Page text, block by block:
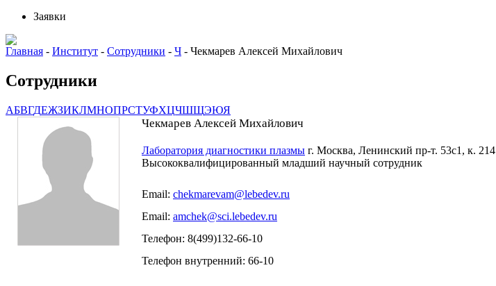
Заявки
Главная - Институт - Сотрудники - Ч - Чекмарев Алексей Михайлович
Сотрудники
АБВГДЕЖЗИКЛМНОПРСТУФХЦЧШЩЭЮЯ
Чекмарев Алексей Михайлович
Лаборатория диагностики плазмы г. Москва, Ленинский пр-т. 53с1, к. 214
Высококвалифицированный младший научный сотрудник
Email: chekmarevam@lebedev.ru
Email: amchek@sci.lebedev.ru
Телефон: 8(499)132-66-10
Телефон внутренний: 66-10